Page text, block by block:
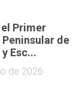
Primer
de
Esc...
de 2026